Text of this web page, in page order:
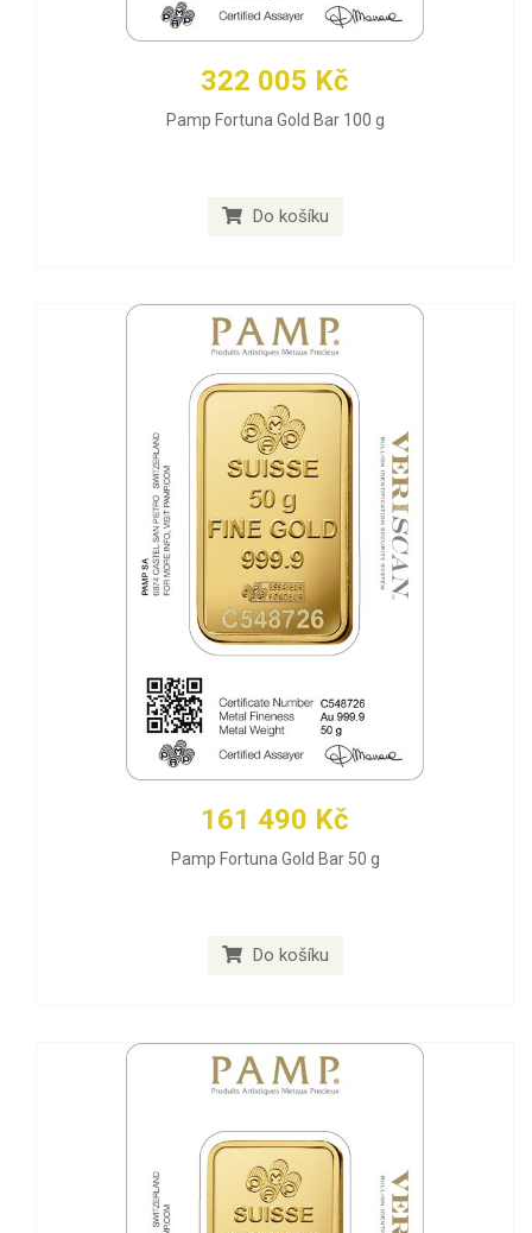
322 005 Kč
Pamp Fortuna Gold Bar 100 g
Do košíku
161 490 Kč
Pamp Fortuna Gold Bar 50 g
Do košíku